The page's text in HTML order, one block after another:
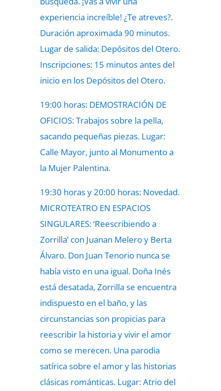
experiencia increíble! ¿Te atreves?.
Duración aproximada 90 minutos.
Lugar de salida: Depósitos del Otero.
Inscripciones: 15 minutos antes del
inicio en los Depósitos del Otero.
19:00 horas: DEMOSTRACIÓN DE
OFICIOS: Trabajos sobre la pella,
sacando pequeñas piezas. Lugar:
Calle Mayor, junto al Monumento a
la Mujer Palentina.
19:30 horas y 20:00 horas: Novedad.
MICROTEATRO EN ESPACIOS
SINGULARES: ‘Reescribiendo a
Zorrilla’ con Juanan Melero y Berta
Álvaro. Don Juan Tenorio nunca se
había visto en una igual. Doña Inés
está desatada, Zorrilla se encuentra
indispuesto en el baño, y las
circunstancias son propicias para
reescribir la historia y vivir el amor
como se merecen. Una parodia
satírica sobre el amor y las historias
clásicas románticas. Lugar: Atrio del